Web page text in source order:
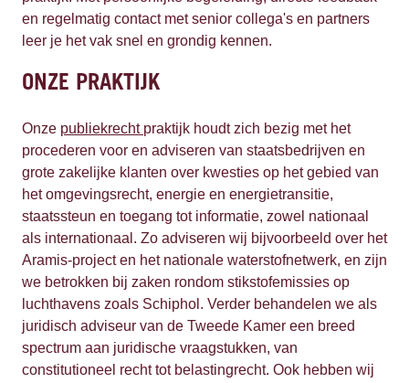
en regelmatig contact met senior collega's en partners
leer je het vak snel en grondig kennen.
ONZE PRAKTIJK
Onze publiekrecht praktijk houdt zich bezig met het
procederen voor en adviseren van staatsbedrijven en
grote zakelijke klanten over kwesties op het gebied van
het omgevingsrecht, energie en energietransitie,
staatssteun en toegang tot informatie, zowel nationaal
als internationaal. Zo adviseren wij bijvoorbeeld over het
Aramis-project en het nationale waterstofnetwerk, en zijn
we betrokken bij zaken rondom stikstofemissies op
luchthavens zoals Schiphol. Verder behandelen we als
juridisch adviseur van de Tweede Kamer een breed
spectrum aan juridische vraagstukken, van
constitutioneel recht tot belastingrecht. Ook hebben wij